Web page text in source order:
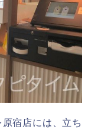
宿店には、立ち